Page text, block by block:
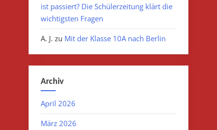
ist passiert? Die Schülerzeitung klärt die
wichtigsten Fragen
A. J. zu Mit der Klasse 10A nach Berlin
Archiv
April 2026
März 2026